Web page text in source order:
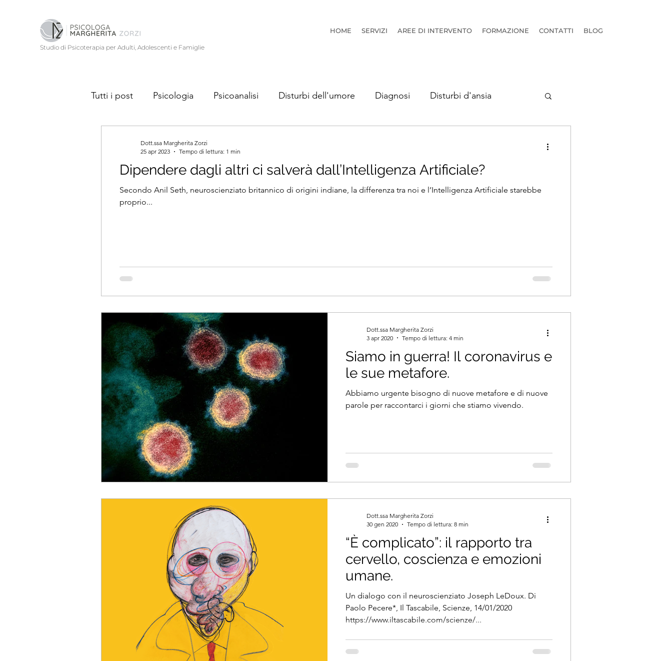
Studio di Psicoterapia per Adulti, Adolescenti e Famiglie
HOME SERVIZI AREE DI INTERVENTO FORMAZIONE CONTATTI BLOG
Tutti i post Psicologia Psicoanalisi Disturbi dell'umore Diagnosi Disturbi d'ansia
Dipendere dagli altri ci salverà dall’Intelligenza Artificiale?
Secondo Anil Seth, neuroscienziato britannico di origini indiane, la differenza tra noi e l’Intelligenza Artificiale starebbe
proprio...
Dott.ssa Margherita Zorzi
25 apr 2023
Tempo di lettura: 1 min
Siamo in guerra! Il coronavirus e
le sue metafore.
Abbiamo urgente bisogno di nuove metafore e di nuove
parole per raccontarci i giorni che stiamo vivendo.
Dott.ssa Margherita Zorzi
3 apr 2020
Tempo di lettura: 4 min
“È complicato”: il rapporto tra
cervello, coscienza e emozioni
umane.
Un dialogo con il neuroscienziato Joseph LeDoux. Di
Paolo Pecere*, Il Tascabile, Scienze, 14/01/2020
https://www.iltascabile.com/scienze/...
Dott.ssa Margherita Zorzi
30 gen 2020
Tempo di lettura: 8 min